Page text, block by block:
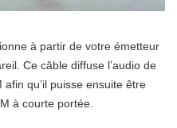
à partir de votre émetteur
Ce câble diffuse l’audio de
qu’il puisse ensuite être
à courte portée.